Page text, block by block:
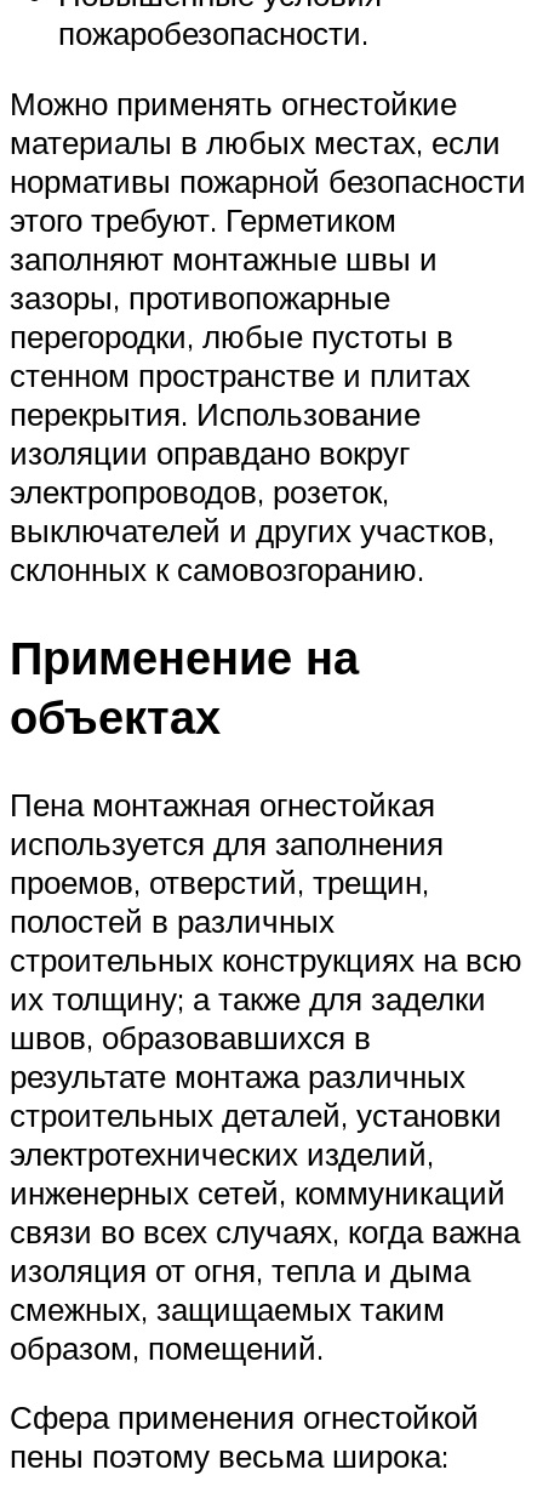
пожаробезопасности.
Можно применять огнестойкие
материалы в любых местах, если
нормативы пожарной безопасности
этого требуют. Герметиком
заполняют монтажные швы и
зазоры, противопожарные
перегородки, любые пустоты в
стенном пространстве и плитах
перекрытия. Использование
изоляции оправдано вокруг
электропроводов, розеток,
выключателей и других участков,
склонных к самовозгоранию.
Применение на
объектах
Пена монтажная огнестойкая
используется для заполнения
проемов, отверстий, трещин,
полостей в различных
строительных конструкциях на всю
их толщину; а также для заделки
швов, образовавшихся в
результате монтажа различных
строительных деталей, установки
электротехнических изделий,
инженерных сетей, коммуникаций
связи во всех случаях, когда важна
изоляция от огня, тепла и дыма
смежных, защищаемых таким
образом, помещений.
Сфера применения огнестойкой
пены поэтому весьма широка: